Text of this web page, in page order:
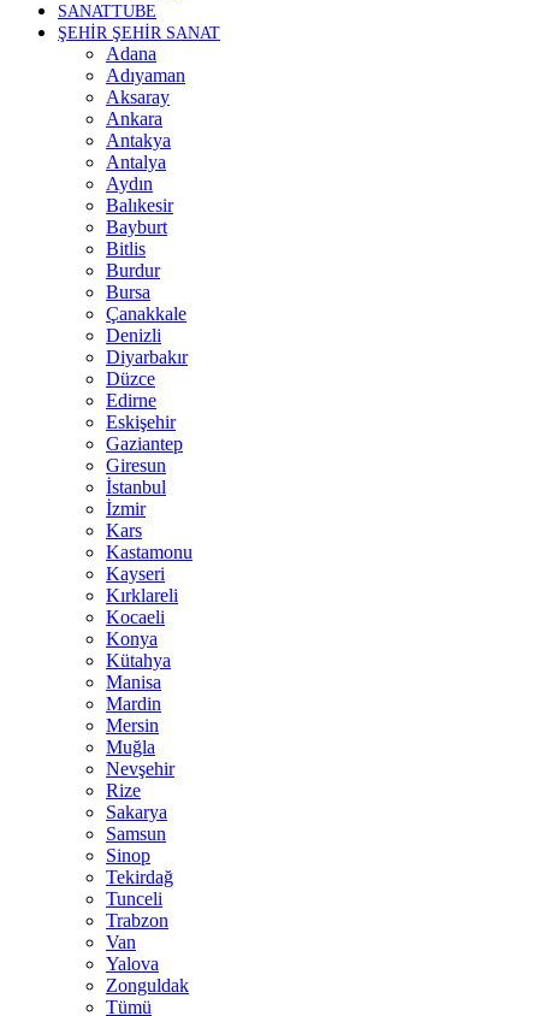
SANATTUBE
ŞEHİR ŞEHİR SANAT
Adana
Adıyaman
Aksaray
Ankara
Antakya
Antalya
Aydın
Balıkesir
Bayburt
Bitlis
Burdur
Bursa
Çanakkale
Denizli
Diyarbakır
Düzce
Edirne
Eskişehir
Gaziantep
Giresun
İstanbul
İzmir
Kars
Kastamonu
Kayseri
Kırklareli
Kocaeli
Konya
Kütahya
Manisa
Mardin
Mersin
Muğla
Nevşehir
Rize
Sakarya
Samsun
Sinop
Tekirdağ
Tunceli
Trabzon
Van
Yalova
Zonguldak
Tümü